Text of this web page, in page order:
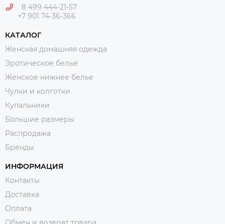
8 499 444-21-57
+7 901 74-36-366
КАТАЛОГ
Женская домашняя одежда
Эротическое белье
Женское нижнее белье
Чулки и колготки
Купальники
Большие размеры
Распродажа
Бренды
ИНФОРМАЦИЯ
Контакты
Доставка
Оплата